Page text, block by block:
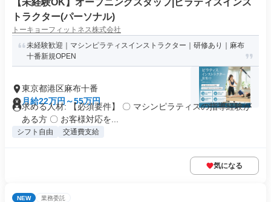
【未経験OK】オープニングスタッフ|ピラティスインス
トラクター(パーソナル)
トーキョーフィットネス株式会社
未経験歓迎｜マシンピラティスインストラクター｜研修あり｜麻布
十番新規OPEN
東京都港区麻布十番
月給22万円～55万円
求める人材: 【必須要件】 〇 マシンピラティスの指導経験が
ある方 〇 お客様対応を...
シフト自由 交通費支給
気になる
NEW 業務委託